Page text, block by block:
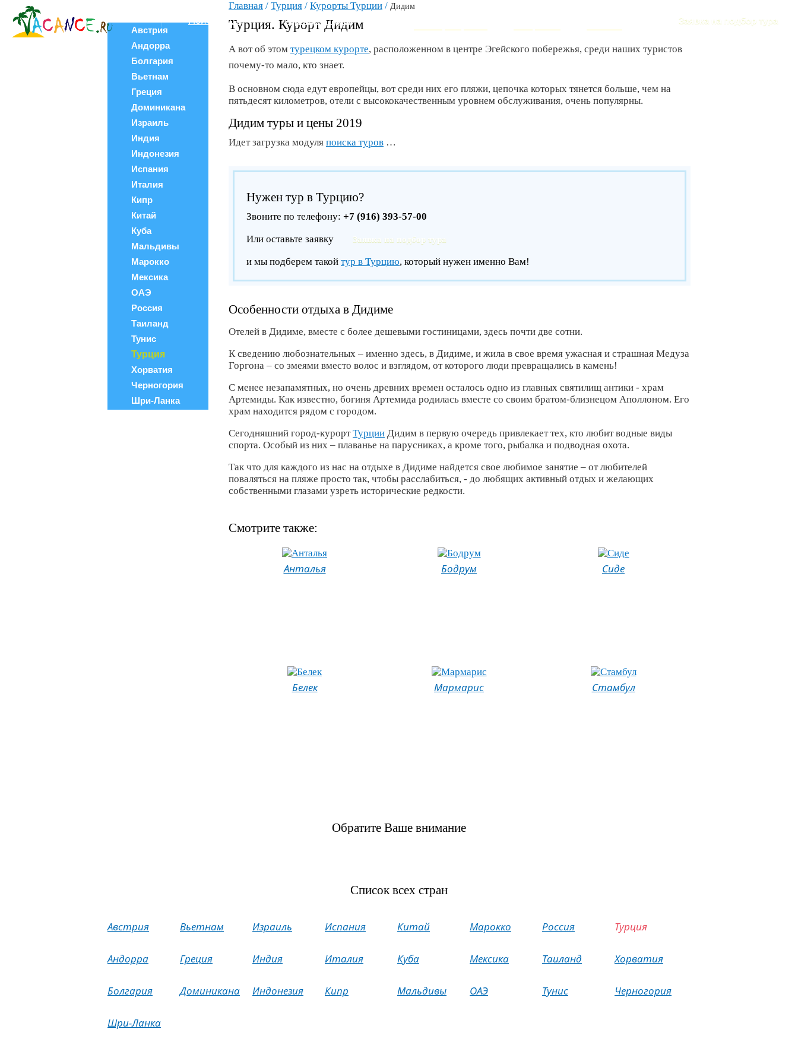
Поиск тура Горящие туры
ВЕРШИНА СОВРЕМЕННОГО ТУРИЗМА
Заявка на подбор тура
Австрия
Андорра
Болгария
Вьетнам
Греция
Доминикана
Израиль
Индия
Индонезия
Испания
Италия
Кипр
Китай
Куба
Мальдивы
Марокко
Мексика
ОАЭ
Россия
Таиланд
Тунис
Турция
Хорватия
Черногория
Шри-Ланка
Главная / Турция / Курорты Турции / Дидим
Турция. Курорт Дидим
А вот об этом турецком курорте, расположенном в центре Эгейского побережья, среди наших туристов
почему-то мало, кто знает.
В основном сюда едут европейцы, вот среди них его пляжи, цепочка которых тянется больше, чем на
пятьдесят километров, отели с высококачественным уровнем обслуживания, очень популярны.
Дидим туры и цены 2019
Идет загрузка модуля поиска туров …
Нужен тур в Турцию?
Звоните по телефону: +7 (916) 393-57-00
Или оставьте заявку
Заявка на подбор тура
и мы подберем такой тур в Турцию, который нужен именно Вам!
Особенности отдыха в Дидиме
Отелей в Дидиме, вместе с более дешевыми гостиницами, здесь почти две сотни.
К сведению любознательных – именно здесь, в Дидиме, и жила в свое время ужасная и страшная Медуза
Горгона – со змеями вместо волос и взглядом, от которого люди превращались в камень!
С менее незапамятных, но очень древних времен осталось одно из главных святилищ антики - храм
Артемиды. Как известно, богиня Артемида родилась вместе со своим братом-близнецом Аполлоном. Его
храм находится рядом с городом.
Сегодняшний город-курортТурции Дидим в первую очередь привлекает тех, кто любит водные виды
спорта. Особый из них – плаванье на парусниках, а кроме того, рыбалка и подводная охота.
Так что для каждого из нас на отдыхе в Дидиме найдется свое любимое занятие – от любителей
поваляться на пляже просто так, чтобы расслабиться, - до любящих активный отдых и желающих
собственными глазами узреть исторические редкости.
Смотрите также:
Анталья Бодрум Сиде
Белек Мармарис Стамбул
Обратите Ваше внимание
Список всех стран
Австрия
Андорра
Болгария
Вьетнам
Греция
Доминикана
Израиль
Индия
Индонезия
Испания
Италия
Кипр
Китай
Куба
Мальдивы
Марокко
Мексика
ОАЭ
Россия
Таиланд
Тунис
Турция
Хорватия
Черногория
Шри-Ланка